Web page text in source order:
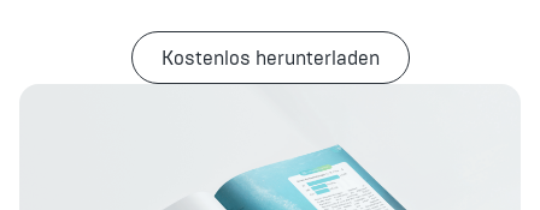
Kostenlos herunterladen